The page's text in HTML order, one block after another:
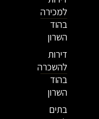
למכירה
בהוד
השרון
דירות
להשכרה
בהוד
השרון
בתים